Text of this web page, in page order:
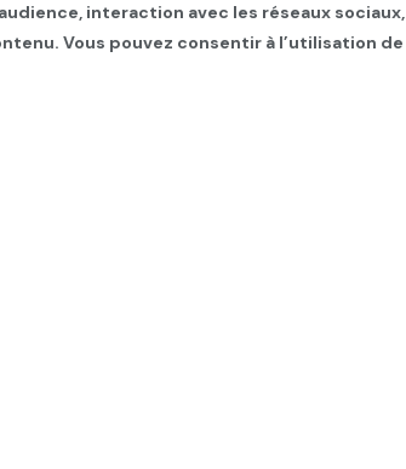
interaction avec les réseaux
Vous pouvez consentir à l’utilisation